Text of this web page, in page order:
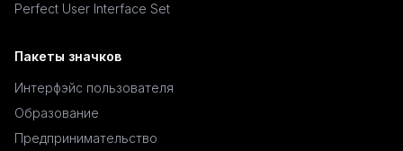
Perfect User Interface Set
Пакеты значков
Интерфэйс пользователя
Образование
Предпринимательство